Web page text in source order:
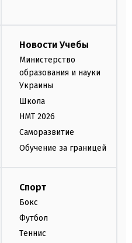
Новости Учебы
Министерство
образования и науки
Украины
Школа
НМТ 2026
Саморазвитие
Обучение за границей
Спорт
Бокс
Футбол
Теннис